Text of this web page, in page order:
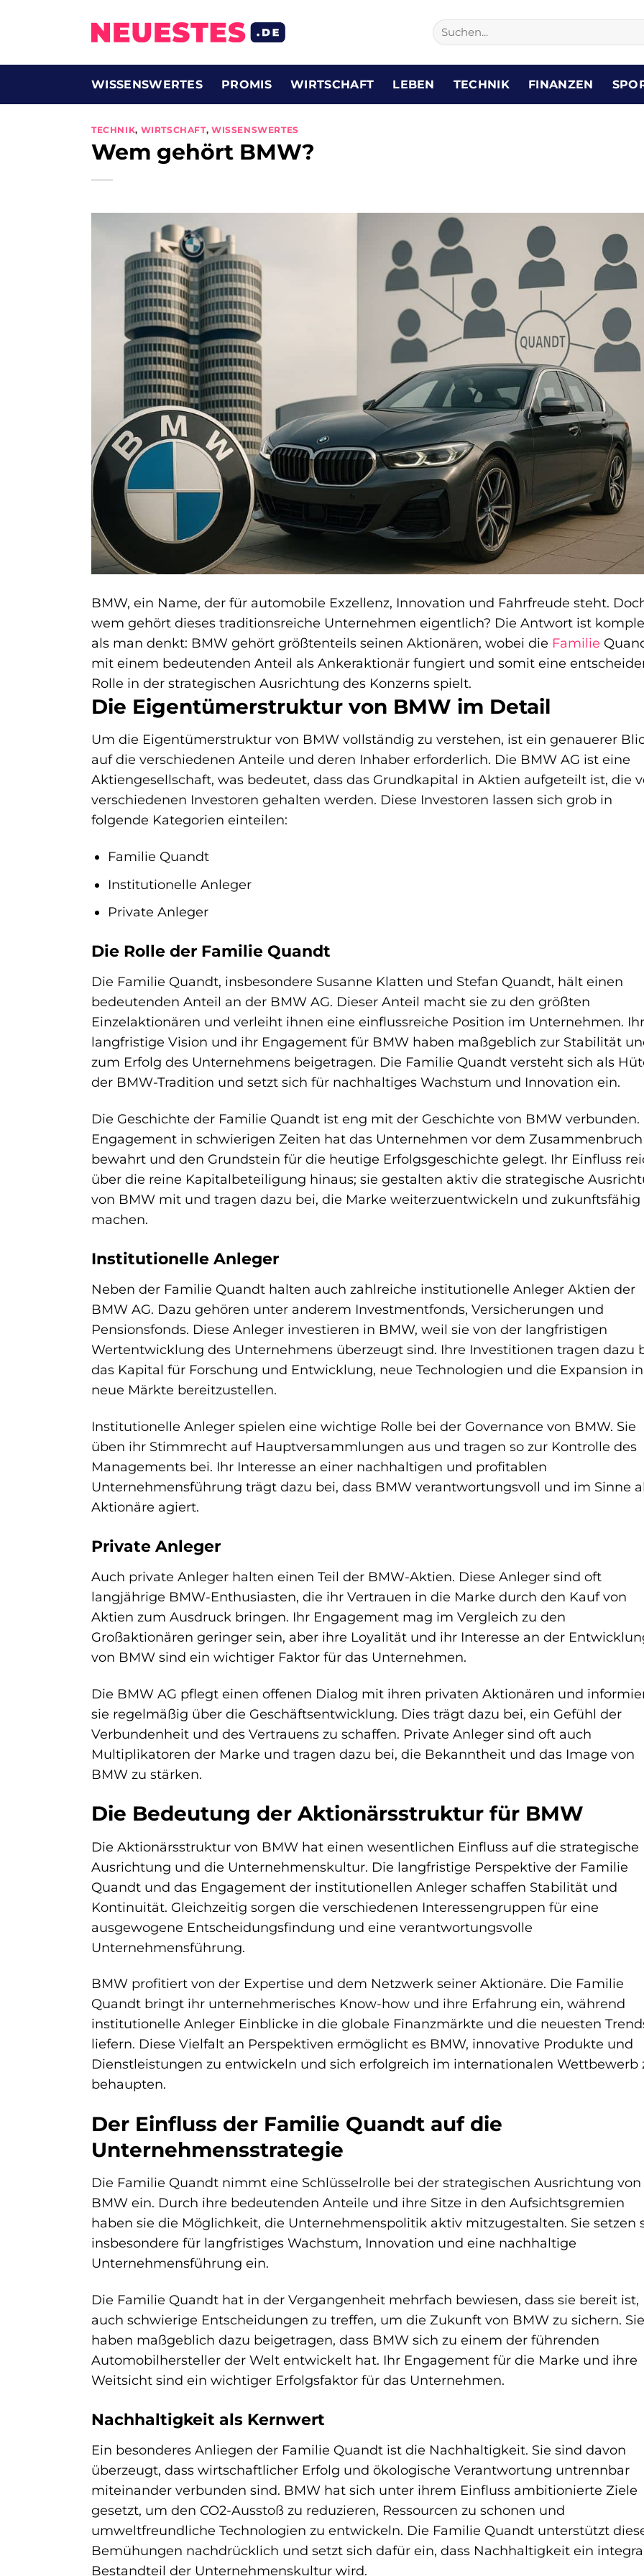
WISSENSWERTES PROMIS WIRTSCHAFT LEBEN TECHNIK FINANZEN
TECHNIK, WIRTSCHAFT, WISSENSWERTES
Wem gehört BMW?
BMW, ein Name, der für automobile Exzellenz, Innovation und Fahrfreude steht.
wem gehört dieses traditionsreiche Unternehmen eigentlich? Die Antwort ist
als man denkt: BMW gehört größtenteils seinen Aktionären, wobei die Familie
mit einem bedeutenden Anteil als Ankeraktionär fungiert und somit eine
Rolle in der strategischen Ausrichtung des Konzerns spielt.
Die Eigentümerstruktur von BMW im Detail
Um die Eigentümerstruktur von BMW vollständig zu verstehen, ist ein genauerer
auf die verschiedenen Anteile und deren Inhaber erforderlich. Die BMW AG ist eine
Aktiengesellschaft, was bedeutet, dass das Grundkapital in Aktien aufgeteilt ist, die
verschiedenen Investoren gehalten werden. Diese Investoren lassen sich grob in
folgende Kategorien einteilen:
Familie Quandt
Institutionelle Anleger
Private Anleger
Die Rolle der Familie Quandt
Die Familie Quandt, insbesondere Susanne Klatten und Stefan Quandt, hält einen
bedeutenden Anteil an der BMW AG. Dieser Anteil macht sie zu den größten
Einzelaktionären und verleiht ihnen eine einflussreiche Position im Unternehmen.
langfristige Vision und ihr Engagement für BMW haben maßgeblich zur Stabilität
zum Erfolg des Unternehmens beigetragen. Die Familie Quandt versteht sich als
der BMW-Tradition und setzt sich für nachhaltiges Wachstum und Innovation ein.
Die Geschichte der Familie Quandt ist eng mit der Geschichte von BMW verbunden.
Engagement in schwierigen Zeiten hat das Unternehmen vor dem Zusammenbruch
bewahrt und den Grundstein für die heutige Erfolgsgeschichte gelegt. Ihr Einfluss
über die reine Kapitalbeteiligung hinaus; sie gestalten aktiv die strategische
von BMW mit und tragen dazu bei, die Marke weiterzuentwickeln und zukunftsfähig
machen.
Institutionelle Anleger
Neben der Familie Quandt halten auch zahlreiche institutionelle Anleger Aktien der
BMW AG. Dazu gehören unter anderem Investmentfonds, Versicherungen und
Pensionsfonds. Diese Anleger investieren in BMW, weil sie von der langfristigen
Wertentwicklung des Unternehmens überzeugt sind. Ihre Investitionen tragen dazu
das Kapital für Forschung und Entwicklung, neue Technologien und die Expansion in
neue Märkte bereitzustellen.
Institutionelle Anleger spielen eine wichtige Rolle bei der Governance von BMW. Sie
üben ihr Stimmrecht auf Hauptversammlungen aus und tragen so zur Kontrolle des
Managements bei. Ihr Interesse an einer nachhaltigen und profitablen
Unternehmensführung trägt dazu bei, dass BMW verantwortungsvoll und im Sinne
Aktionäre agiert.
Private Anleger
Auch private Anleger halten einen Teil der BMW-Aktien. Diese Anleger sind oft
langjährige BMW-Enthusiasten, die ihr Vertrauen in die Marke durch den Kauf von
Aktien zum Ausdruck bringen. Ihr Engagement mag im Vergleich zu den
Großaktionären geringer sein, aber ihre Loyalität und ihr Interesse an der
von BMW sind ein wichtiger Faktor für das Unternehmen.
Die BMW AG pflegt einen offenen Dialog mit ihren privaten Aktionären und
sie regelmäßig über die Geschäftsentwicklung. Dies trägt dazu bei, ein Gefühl der
Verbundenheit und des Vertrauens zu schaffen. Private Anleger sind oft auch
Multiplikatoren der Marke und tragen dazu bei, die Bekanntheit und das Image von
BMW zu stärken.
Die Bedeutung der Aktionärsstruktur für BMW
Die Aktionärsstruktur von BMW hat einen wesentlichen Einfluss auf die strategische
Ausrichtung und die Unternehmenskultur. Die langfristige Perspektive der Familie
Quandt und das Engagement der institutionellen Anleger schaffen Stabilität und
Kontinuität. Gleichzeitig sorgen die verschiedenen Interessengruppen für eine
ausgewogene Entscheidungsfindung und eine verantwortungsvolle
Unternehmensführung.
BMW profitiert von der Expertise und dem Netzwerk seiner Aktionäre. Die Familie
Quandt bringt ihr unternehmerisches Know-how und ihre Erfahrung ein, während
institutionelle Anleger Einblicke in die globale Finanzmärkte und die neuesten
liefern. Diese Vielfalt an Perspektiven ermöglicht es BMW, innovative Produkte und
Dienstleistungen zu entwickeln und sich erfolgreich im internationalen Wettbewerb
behaupten.
Der Einfluss der Familie Quandt auf die
Unternehmensstrategie
Die Familie Quandt nimmt eine Schlüsselrolle bei der strategischen Ausrichtung von
BMW ein. Durch ihre bedeutenden Anteile und ihre Sitze in den Aufsichtsgremien
haben sie die Möglichkeit, die Unternehmenspolitik aktiv mitzugestalten. Sie setzen
insbesondere für langfristiges Wachstum, Innovation und eine nachhaltige
Unternehmensführung ein.
Die Familie Quandt hat in der Vergangenheit mehrfach bewiesen, dass sie bereit ist,
auch schwierige Entscheidungen zu treffen, um die Zukunft von BMW zu sichern. Sie
haben maßgeblich dazu beigetragen, dass BMW sich zu einem der führenden
Automobilhersteller der Welt entwickelt hat. Ihr Engagement für die Marke und ihre
Weitsicht sind ein wichtiger Erfolgsfaktor für das Unternehmen.
Nachhaltigkeit als Kernwert
Ein besonderes Anliegen der Familie Quandt ist die Nachhaltigkeit. Sie sind davon
überzeugt, dass wirtschaftlicher Erfolg und ökologische Verantwortung untrennbar
miteinander verbunden sind. BMW hat sich unter ihrem Einfluss ambitionierte Ziele
gesetzt, um den CO2-Ausstoß zu reduzieren, Ressourcen zu schonen und
umweltfreundliche Technologien zu entwickeln. Die Familie Quandt unterstützt
Bemühungen nachdrücklich und setzt sich dafür ein, dass Nachhaltigkeit ein
Bestandteil der Unternehmenskultur wird.